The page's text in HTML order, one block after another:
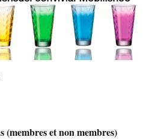
(membres et non membres)